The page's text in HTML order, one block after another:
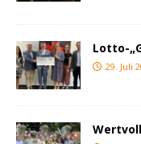
Lotto-
29. Juli